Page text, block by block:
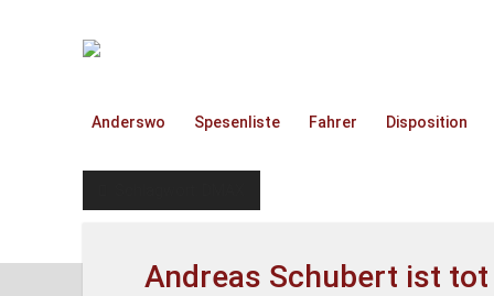
TruckOnline.de
Anderswo Spesenliste Fahrer Disposition
Andreas Schubert ist tot